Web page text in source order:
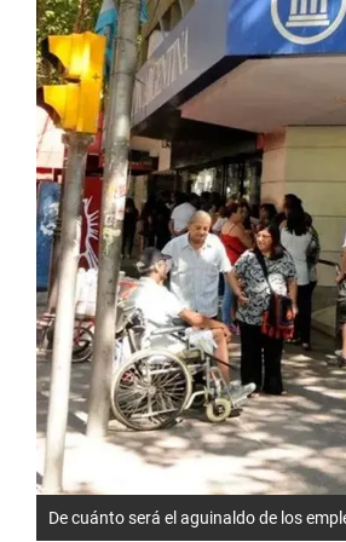
De cuánto será el aguinaldo de los